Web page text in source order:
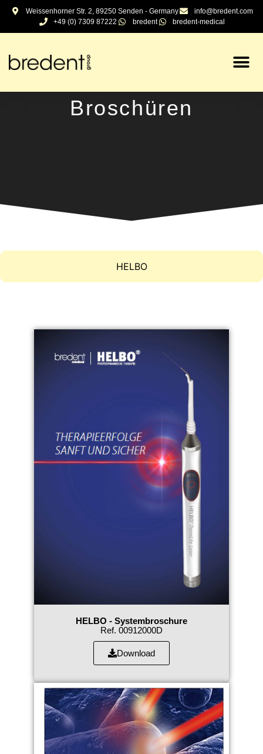
springenWeissenhorner Str. 2, 89250 Senden - Germany
info@bredent.com
+49 (0) 7309 87222
bredent bredent-medical
Broschüren
HELBO
HELBO - Systembroschure
Ref. 00912000D
Download